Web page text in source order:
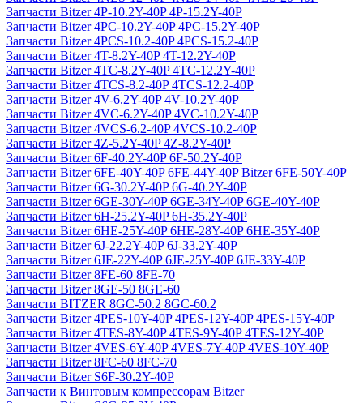
Запчасти Bitzer 4P-10.2Y-40P 4P-15.2Y-40P
Запчасти Bitzer 4PC-10.2Y-40P 4PC-15.2Y-40P
Запчасти Bitzer 4PCS-10.2-40P 4PCS-15.2-40P
Запчасти Bitzer 4T-8.2Y-40P 4T-12.2Y-40P
Запчасти Bitzer 4TC-8.2Y-40P 4TC-12.2Y-40P
Запчасти Bitzer 4TCS-8.2-40P 4TCS-12.2-40P
Запчасти Bitzer 4V-6.2Y-40P 4V-10.2Y-40P
Запчасти Bitzer 4VC-6.2Y-40P 4VC-10.2Y-40P
Запчасти Bitzer 4VCS-6.2-40P 4VCS-10.2-40P
Запчасти Bitzer 4Z-5.2Y-40P 4Z-8.2Y-40P
Запчасти Bitzer 6F-40.2Y-40P 6F-50.2Y-40P
Запчасти Bitzer 6FE-40Y-40P 6FE-44Y-40P Bitzer 6FE-50Y-40P
Запчасти Bitzer 6G-30.2Y-40P 6G-40.2Y-40P
Запчасти Bitzer 6GE-30Y-40P 6GE-34Y-40P 6GE-40Y-40P
Запчасти Bitzer 6H-25.2Y-40P 6H-35.2Y-40P
Запчасти Bitzer 6HE-25Y-40P 6HE-28Y-40P 6HE-35Y-40P
Запчасти Bitzer 6J-22.2Y-40P 6J-33.2Y-40P
Запчасти Bitzer 6JE-22Y-40P 6JE-25Y-40P 6JE-33Y-40P
Запчасти Bitzer 8FE-60 8FE-70
Запчасти Bitzer 8GE-50 8GE-60
Запчасти BITZER 8GC-50.2 8GC-60.2
Запчасти Bitzer 4PES-10Y-40P 4PES-12Y-40P 4PES-15Y-40P
Запчасти Bitzer 4TES-8Y-40P 4TES-9Y-40P 4TES-12Y-40P
Запчасти Bitzer 4VES-6Y-40P 4VES-7Y-40P 4VES-10Y-40P
Запчасти Bitzer 8FC-60 8FC-70
Запчасти Bitzer S6F-30.2Y-40P
Запчасти к Винтовым компрессорам Bitzer